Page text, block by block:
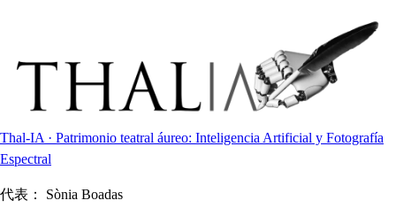
Thal-IA · Patrimonio teatral áureo: Inteligencia Artificial y Fotografía
Espectral
代表： Sònia Boadas